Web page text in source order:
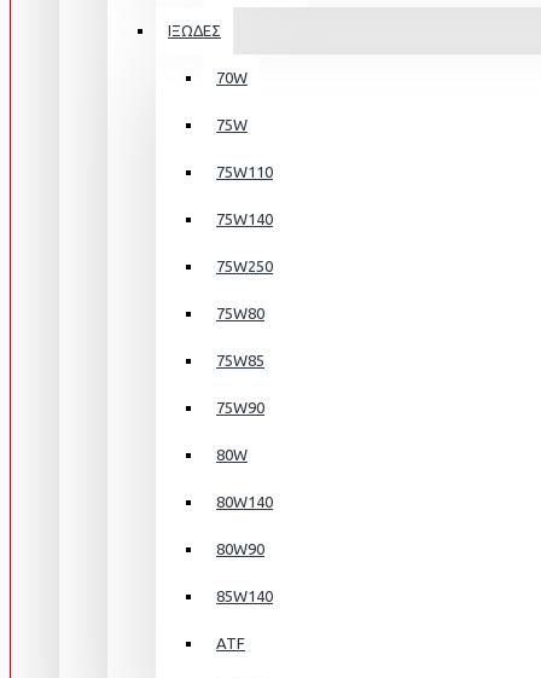
ΙΞΩΔΕΣ
70W
75W
75W110
75W140
75W250
75W80
75W85
75W90
80W
80W140
80W90
85W140
ATF